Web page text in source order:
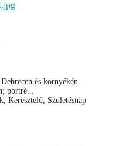
és környékén
portré...
Keresztelő, Születésnap